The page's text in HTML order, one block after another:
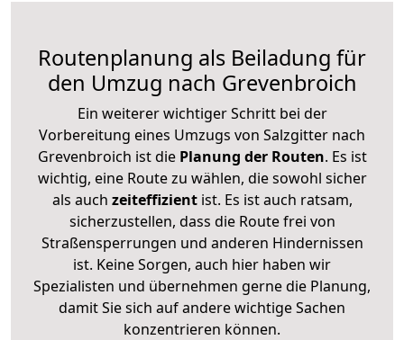
Routenplanung als Beiladung für
den Umzug nach Grevenbroich
Ein weiterer wichtiger Schritt bei der
Vorbereitung eines Umzugs von Salzgitter nach
Grevenbroich ist diePlanung der Routen. Es ist
wichtig, eine Route zu wählen, die sowohl sicher
als auch zeiteffizientist. Es ist auch ratsam,
sicherzustellen, dass die Route frei von
Straßensperrungen und anderen Hindernissen
ist. Keine Sorgen, auch hier haben wir
Spezialisten und übernehmen gerne die Planung,
damit Sie sich auf andere wichtige Sachen
konzentrieren können.